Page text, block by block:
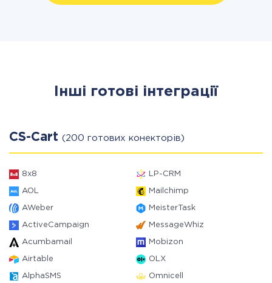
Інші готові інтеграції
CS-Cart (200 готових конекторів)
8x8 LP-CRM
AOL Mailchimp
AWeber MeisterTask
ActiveCampaign MessageWhiz
Acumbamail Mobizon
Airtable OLX
AlphaSMS Omnicell